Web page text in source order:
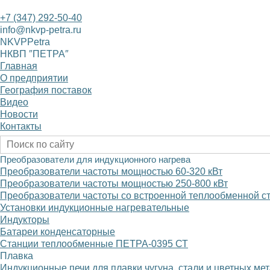
+7 (347) 292-50-40
info@nkvp-petra.ru
NKVPPetra
НКВП ″ПЕТРА″
Главная
О предприятии
География поставок
Видео
Новости
Контакты
Преобразователи для индукционного нагрева
Преобразователи частоты мощностью 60-320 кВт
Преобразователи частоты мощностью 250-800 кВт
Преобразователи частоты со встроенной теплообменной
Установки индукционные нагревательные
Индукторы
Батареи конденсаторные
Станции теплообменные ПЕТРА-0395 СТ
Плавка
Индукционные печи для плавки чугуна, стали и цветных